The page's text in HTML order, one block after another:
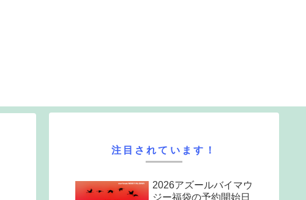
注目されています！
2026アズールバイマウ
ジー福袋の予約開始日